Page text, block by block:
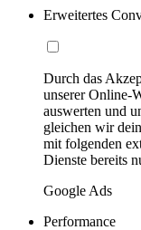
Erweitertes
Durch das
unserer Online-
auswerten und
gleichen wir
mit folgenden
Dienste bereits
Google Ads
Performance